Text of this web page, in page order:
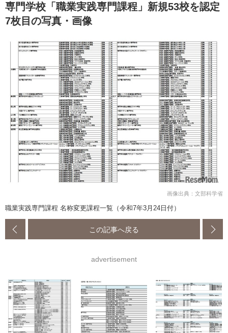
専門学校「職業実践専門課程」新規53校を認定
7枚目の写真・画像
画像出典：文部科学省
職業実践専門課程 名称変更課程一覧（令和7年3月24日付）
この記事へ戻る
advertisement